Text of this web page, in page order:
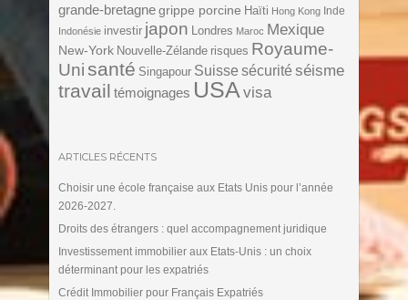
grande-bretagne grippe porcine Haïti Hong Kong Inde
Indonésie investir japon Londres Maroc Mexique
New-York Nouvelle-Zélande risques Royaume-
Unisanté Singapour Suisse sécurité séisme
travail témoignages USA visa
ARTICLES RÉCENTS
Choisir une école française aux Etats Unis pour l’année
2026-2027.
Droits des étrangers : quel accompagnement juridique
Investissement immobilier aux Etats-Unis : un choix
déterminant pour les expatriés
Crédit Immobilier pour Français Expatriés